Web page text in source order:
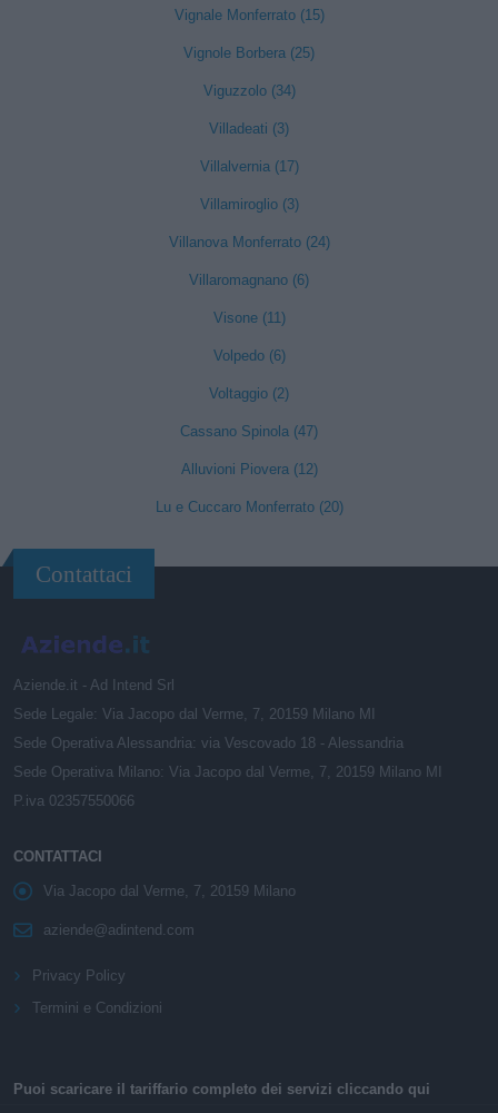
Vignale Monferrato (15)
Vignole Borbera (25)
Viguzzolo (34)
Villadeati (3)
Villalvernia (17)
Villamiroglio (3)
Villanova Monferrato (24)
Villaromagnano (6)
Visone (11)
Volpedo (6)
Voltaggio (2)
Cassano Spinola (47)
Alluvioni Piovera (12)
Lu e Cuccaro Monferrato (20)
Contattaci
Aziende.it - Ad Intend Srl
Sede Legale: Via Jacopo dal Verme, 7, 20159 Milano MI
Sede Operativa Alessandria: via Vescovado 18 - Alessandria
Sede Operativa Milano: Via Jacopo dal Verme, 7, 20159 Milano MI
P.iva 02357550066
CONTATTACI
Via Jacopo dal Verme, 7, 20159 Milano
aziende@adintend.com
Privacy Policy
Termini e Condizioni
Puoi scaricare il tariffario completo dei servizi cliccando qui